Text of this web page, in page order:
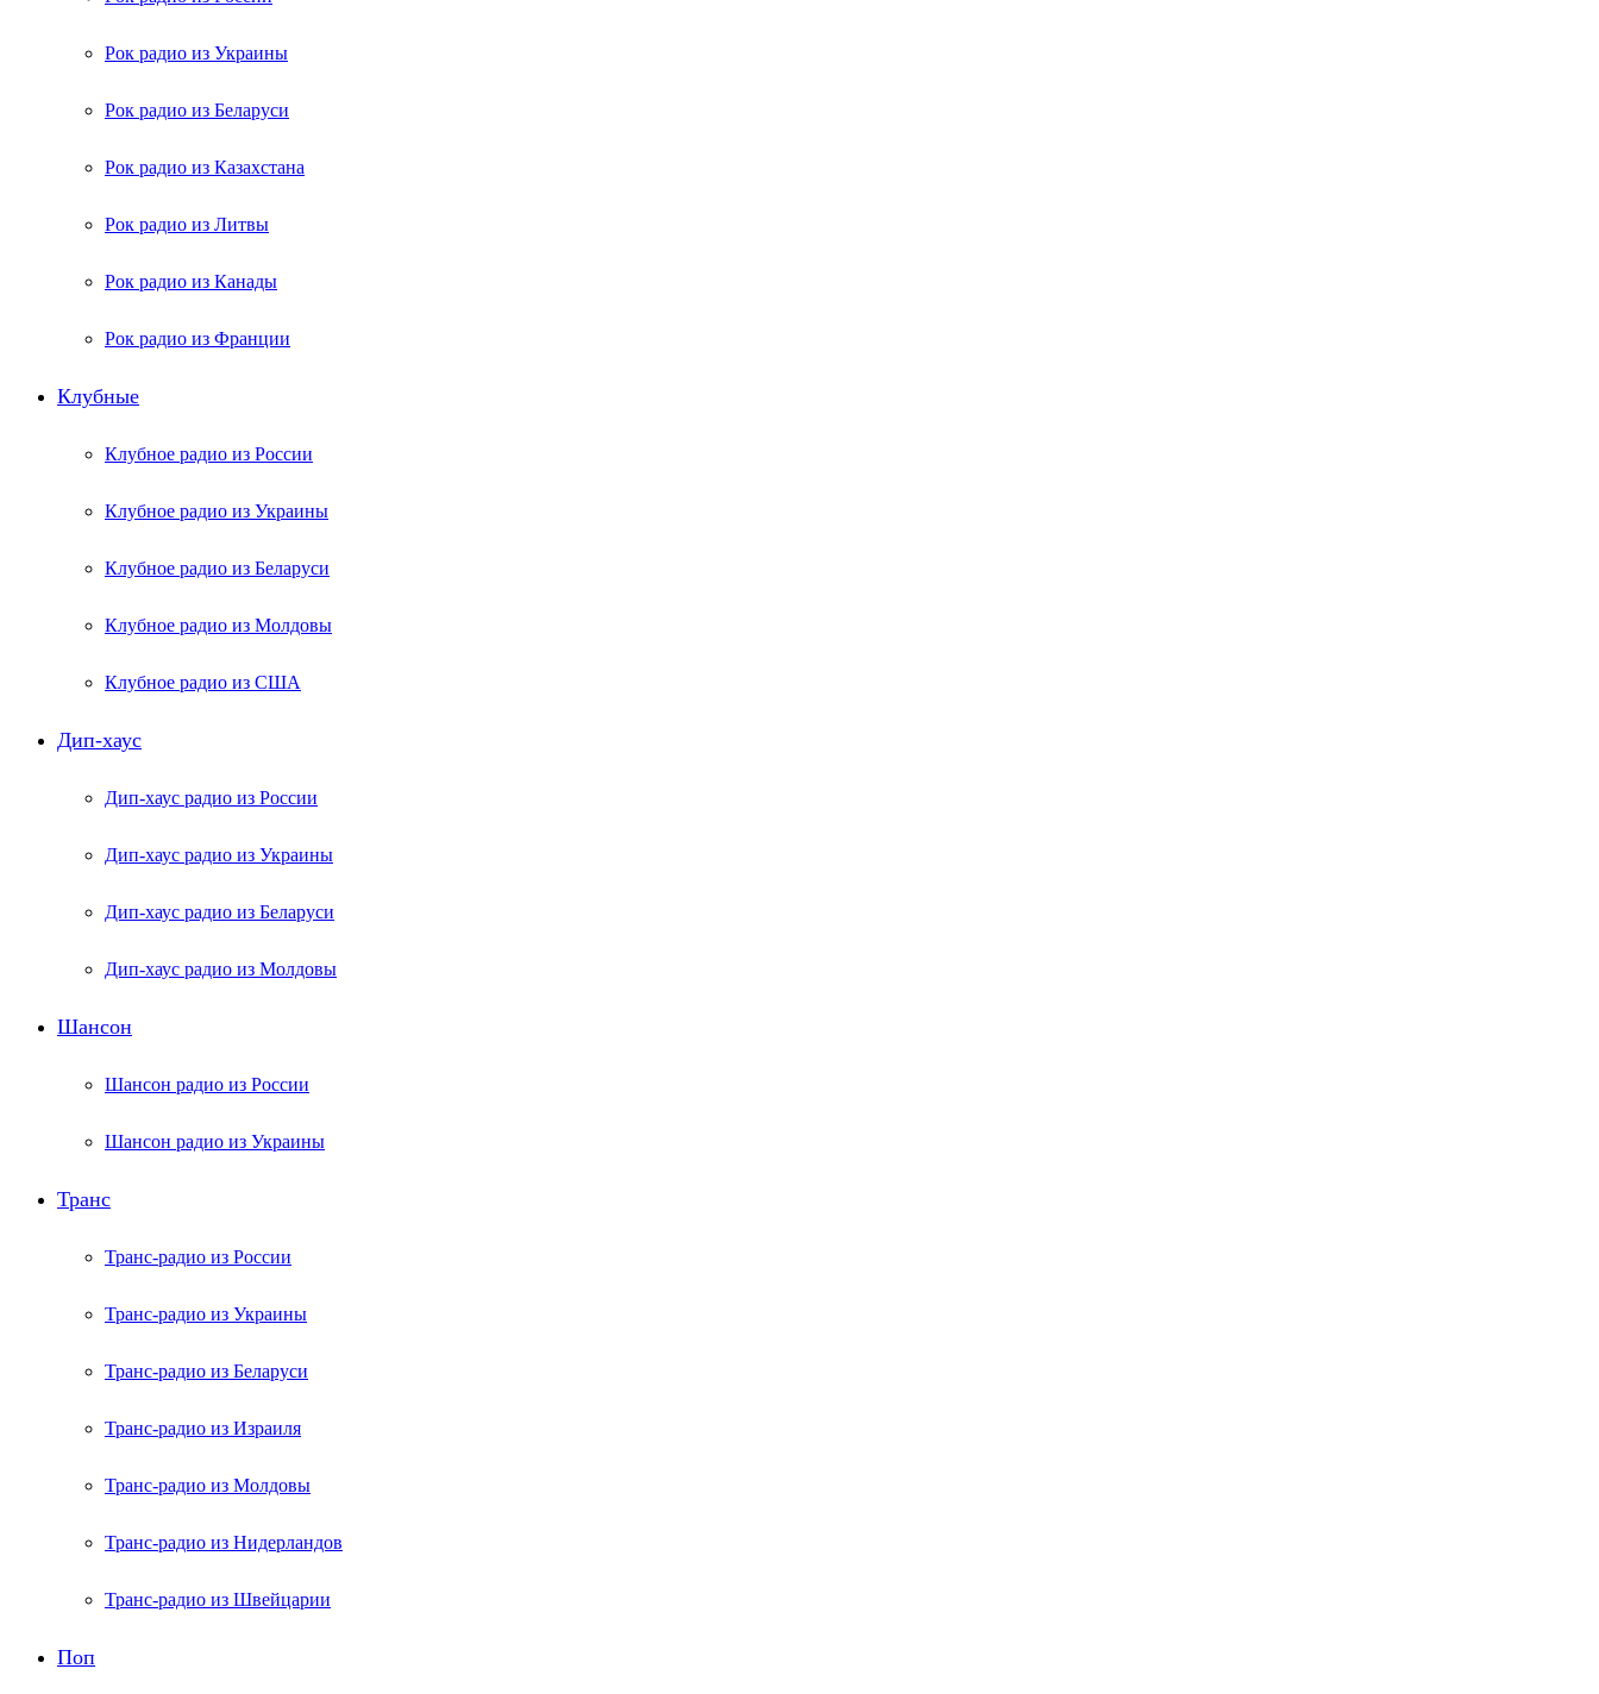
Рок радио из Украины
Рок радио из Беларуси
Рок радио из Казахстана
Рок радио из Литвы
Рок радио из Канады
Рок радио из Франции
Клубные
Клубное радио из России
Клубное радио из Украины
Клубное радио из Беларуси
Клубное радио из Молдовы
Клубное радио из США
Дип-хаус
Дип-хаус радио из России
Дип-хаус радио из Украины
Дип-хаус радио из Беларуси
Дип-хаус радио из Молдовы
Шансон
Шансон радио из России
Шансон радио из Украины
Транс
Транс-радио из России
Транс-радио из Украины
Транс-радио из Беларуси
Транс-радио из Израиля
Транс-радио из Молдовы
Транс-радио из Нидерландов
Транс-радио из Швейцарии
Поп